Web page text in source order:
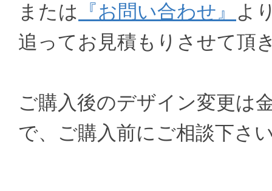
または 『お問い合わせ』
よ
追ってお見積もりさせて頂
ご購入後のデザイン変更は
で、ご購入前にご相談下さ